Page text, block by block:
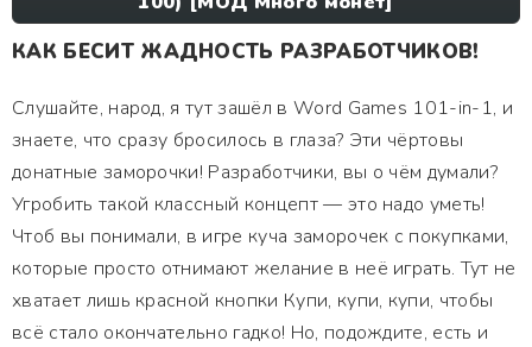
КАК БЕСИТ ЖАДНОСТЬ РАЗРАБОТЧИКОВ!
Слушайте, народ, я тут зашёл в Word Games 101-in-1, и
знаете, что сразу бросилось в глаза? Эти чёртовы
донатные заморочки! Разработчики, вы о чём думали?
Угробить такой классный концепт — это надо уметь!
Чтоб вы понимали, в игре куча заморочек с покупками,
которые просто отнимают желание в неё играть. Тут не
хватает лишь красной кнопки Купи, купи, купи, чтобы
всё стало окончательно гадко! Но, подождите, есть и